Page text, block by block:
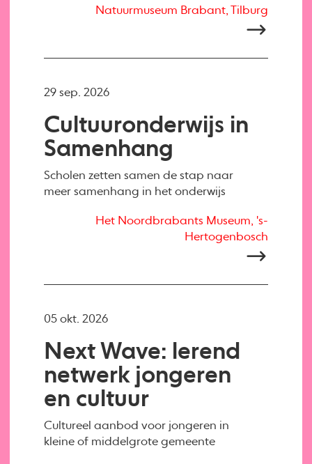
Natuurmuseum Brabant, Tilburg
Cultuuronderwijs in
Samenhang
Scholen zetten samen de stap naar
meer samenhang in het onderwijs
29 sep. 2026
Het Noordbrabants Museum, 's-
Hertogenbosch
Next Wave: lerend
netwerk jongeren
en cultuur
Cultureel aanbod voor jongeren in
kleine of middelgrote gemeente
05 okt. 2026